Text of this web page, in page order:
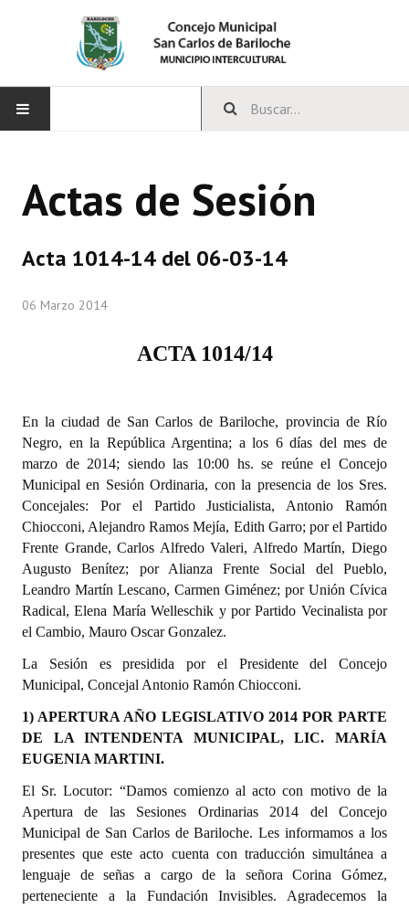
CONCEJO
Comisiones Especiales
Programas
LEGISLACIÓN
Constitución Nacional
Constitución Provincial
Carta Orgánica 2007
Reglamento Interno
Digesto
Organigrama
DOCUMENTOS
Proyectos Presentados
Dictámenes Asesoría Letrada
Actas de Sesión
Actas de Sesión
Acta 1014-14 del 06-03-14
06 Marzo 2014
ACTA 1014/14
En la ciudad de San Carlos de Bariloche, provincia de Río
Negro, en la República Argentina; a los 6 días del mes de
marzo de 2014; siendo las 10:00 hs. se reúne el Concejo
Municipal en Sesión Ordinaria, con la presencia de los Sres.
Concejales: Por el Partido Justicialista, Antonio Ramón
Chiocconi, Alejandro Ramos Mejía, Edith Garro; por el Partido
Frente Grande, Carlos Alfredo Valeri, Alfredo Martín, Diego
Augusto Benítez; por Alianza Frente Social del Pueblo,
Leandro Martín Lescano, Carmen Giménez; por Unión Cívica
Radical, Elena María Welleschik y por Partido Vecinalista por
el Cambio, Mauro Oscar Gonzalez.
La Sesión es presidida por el Presidente del Concejo
Municipal, Concejal Antonio Ramón Chiocconi.
1) APERTURA AÑO LEGISLATIVO 2014 POR PARTE
DE LA INTENDENTA MUNICIPAL, LIC. MARÍA
EUGENIA MARTINI.
El Sr. Locutor: “Damos comienzo al acto con motivo de la
Apertura de las Sesiones Ordinarias 2014 del Concejo
Municipal de San Carlos de Bariloche. Les informamos a los
presentes que este acto cuenta con traducción simultánea a
lenguaje de señas a cargo de la señora Corina Gómez,
perteneciente a la Fundación Invisibles. Agradecemos la